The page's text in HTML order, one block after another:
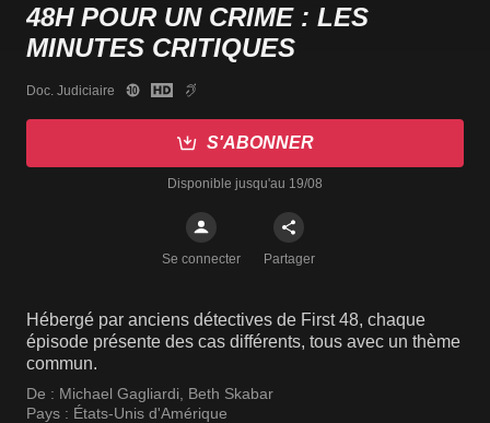
48H POUR UN CRIME : LES
MINUTES CRITIQUES
Doc. Judiciaire
S'ABONNER
Disponible jusqu'au 19/08
Se connecter Partager
Hébergé par anciens détectives de First 48, chaque
épisode présente des cas différents, tous avec un thème
commun.
De : Michael Gagliardi
Beth Skabar
Pays : États-Unis d'Amérique